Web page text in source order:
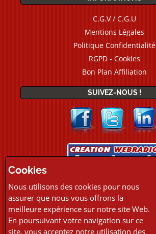
C.G.V / C.G.U
Mentions Légales
Politique Confidentialité
RGPD - Cookies
Bon Plan Affiliation
SUIVEZ-NOUS !
PAIEMENTS
Cookies
Nous utilisons des cookies pour nous
assurer que nous vous offrons la
meilleure expérience sur notre site Web.
En poursuivant votre navigation sur ce
site, vous acceptez notre utilisation des